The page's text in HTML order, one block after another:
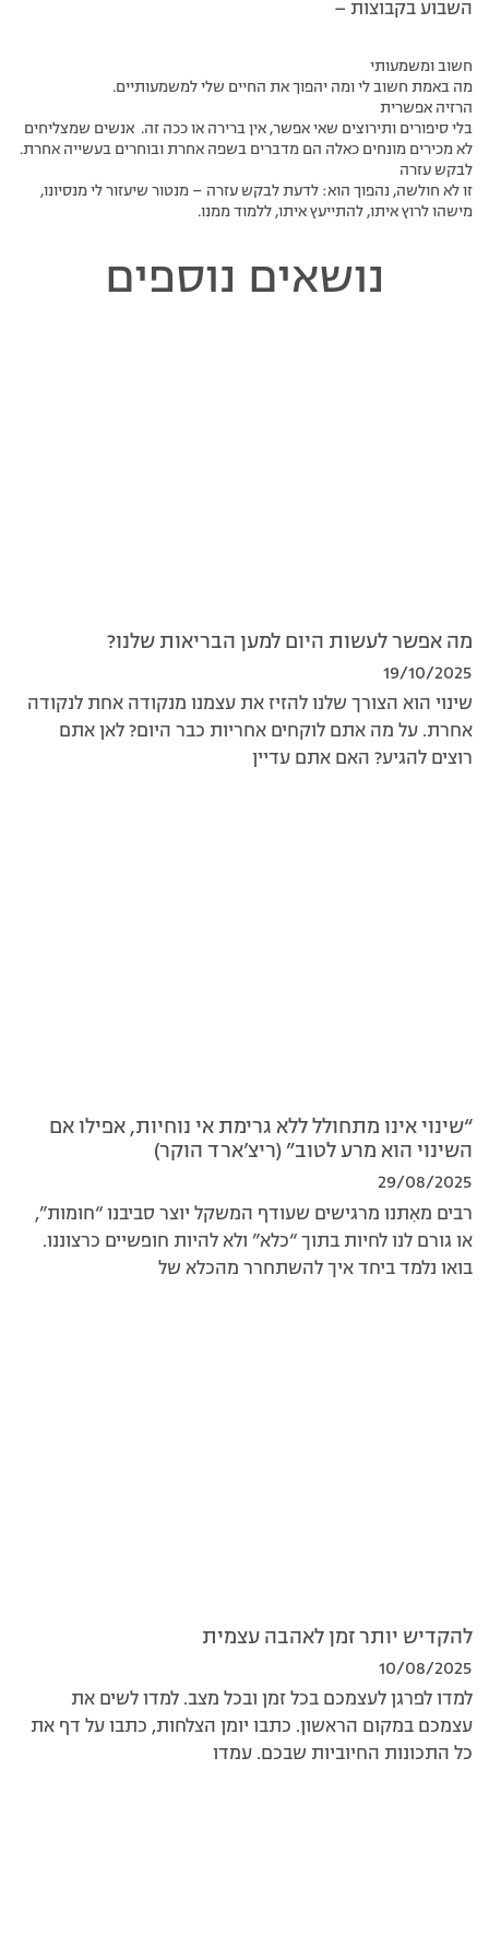
השבוע בקבוצות –
חשוב ומשמעותי
מה באמת חשוב לי ומה יהפוך את החיים שלי למשמעותיים.
הרזיה אפשרית
בלי סיפורים ותירוצים שאי אפשר, אין ברירה או ככה זה. אנשים שמצליחים
לא מכירים מונחים כאלה הם מדברים בשפה אחרת ובוחרים בעשייה אחרת.
לבקש עזרה
זו לא חולשה, נהפוך הוא: לדעת לבקש עזרה – מנטור שיעזור לי מנסיונו,
מישהו לרוץ איתו, להתייעץ איתו, ללמוד ממנו.
נושאים נוספים
מה אפשר לעשות היום למען הבריאות שלנו?
19/10/2025
שינוי הוא הצורך שלנו להזיז את עצמנו מנקודה אחת לנקודה
אחרת. על מה אתם לוקחים אחריות כבר היום? לאן אתם
רוצים להגיע? האם אתם עדיין
“שינוי אינו מתחולל ללא גרימת אי נוחיות, אפילו אם
השינוי הוא מרע לטוב” (ריצ’ארד הוקר)
29/08/2025
רבים מאִתנו מרגישים שעודף המשקל יוצר סביבנו “חומות”,
או גורם לנו לחיות בתוך “כלא” ולא להיות חופשיים כרצוננו.
בואו נלמד ביחד איך להשתחרר מהכלא של
להקדיש יותר זמן לאהבה עצמית
10/08/2025
למדו לפרגן לעצמכם בכל זמן ובכל מצב. למדו לשים את
עצמכם במקום הראשון. כתבו יומן הצלחות, כתבו על דף את
כל התכונות החיוביות שבכם. עמדו